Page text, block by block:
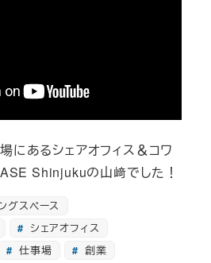
にあるシェアオフィス＆コワ
Shinjukuの山﨑でした！
グスペース
シェアオフィス
仕事場
創業